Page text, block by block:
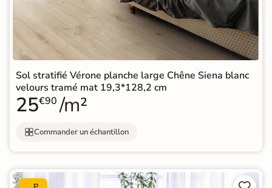
Sol stratifié Vérone planche large Chêne Siena blanc
velours tramé mat 19,3*128,2 cm
25€90 /m²
Commander un échantillon